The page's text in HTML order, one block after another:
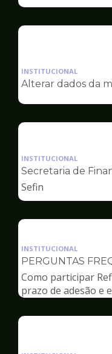
INSTITUCIONAL
Alterar dados da
INSTITUCIONAL
Secretaria de
Sefin
INSTITUCIONAL
PERGUNTAS
Como participar
prazo de adesão e